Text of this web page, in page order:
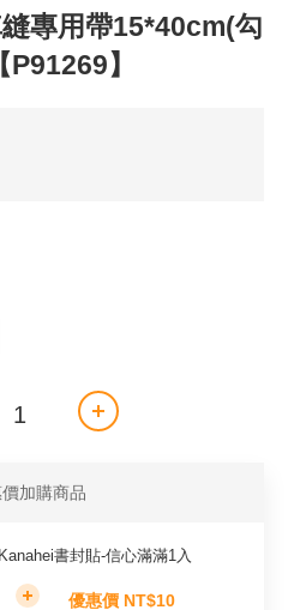
專用帶15*40cm(勾
】
加購商品
書封貼-信心滿滿1入
優惠價 NT$10